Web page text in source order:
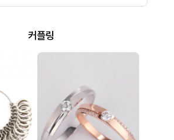
커플링